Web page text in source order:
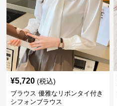
¥5,720 (税込)
ブラウス 優雅なリボンタイ付き
シフォンブラウス